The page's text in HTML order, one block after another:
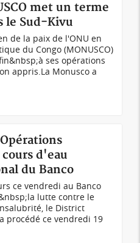
met un terme
le Sud-Kivu
de la paix de l'ONU en
du Congo (MONUSCO)
ses opérations
appris.La Monusco a
d'eau
du Banco
ce vendredi au Banco
lutte contre le
le District
procédé ce vendredi 19